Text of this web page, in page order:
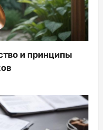
и принципы